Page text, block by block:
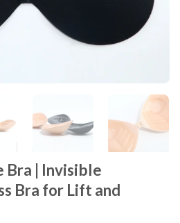
Bra | Invisible
Bra for Lift and